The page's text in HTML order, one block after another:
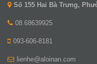
Số 155 Hai Bà Trưng,
08.68639925
093-606-8181
lienhe@aloinan.com